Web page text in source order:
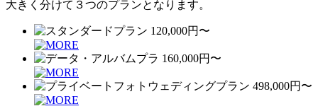
大きく分けて３つのプランとなります。